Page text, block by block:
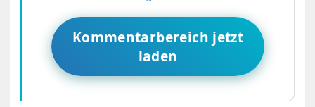
Kommentarbereich jetzt
laden